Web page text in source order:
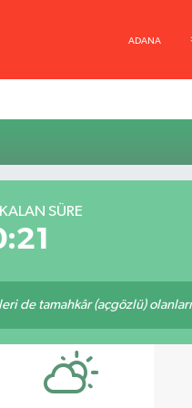
SÜRE
de tamahkâr (açgözlü)